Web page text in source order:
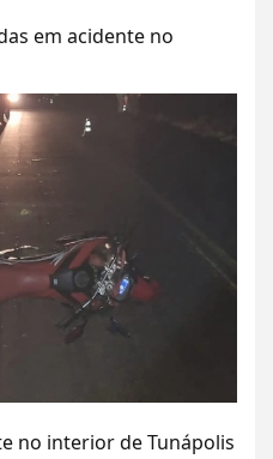
em acidente no
no interior de Tunápolis